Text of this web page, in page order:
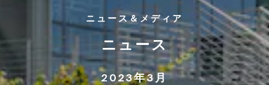
ニュース＆メディア
ニュース
2023年3月